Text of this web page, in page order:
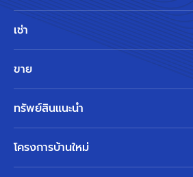
เช่า
ขาย
ทรัพย์สินแนะนำ
โครงการบ้านใหม่